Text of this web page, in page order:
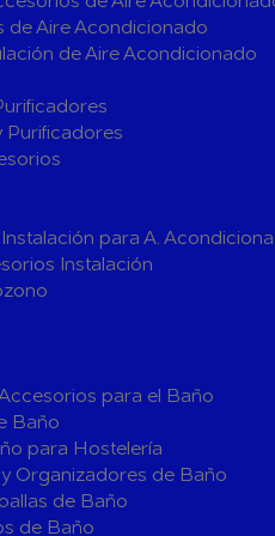
Válv.
para ACS
Contra Incendios
de biomasa
Solar Térmica
de Aire Acondicionado
de Aire Acondicionado
Purificadores
para A.
Instalación
para el Baño
Baño
para Hostelería
Organizadores de Baño
de Baño
de Baño